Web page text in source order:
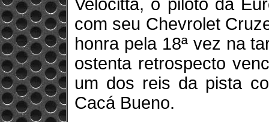
Velocitta, o piloto da
com seu Chevrolet
honra pela 18ª vez na
ostenta retrospecto
um dos reis da pista
Cacá Bueno.